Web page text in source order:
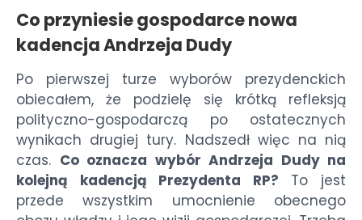
Co przyniesie gospodarce nowa
kadencja Andrzeja Dudy
Po pierwszej turze wyborów prezydenckich
obiecałem, że podzielę się krótką refleksją
polityczno-gospodarczą po ostatecznych
wynikach drugiej tury. Nadszedł więc na nią
czas. Co oznacza wybór Andrzeja Dudy na
kolejną kadencją Prezydenta RP? To jest
przede wszystkim umocnienie obecnego